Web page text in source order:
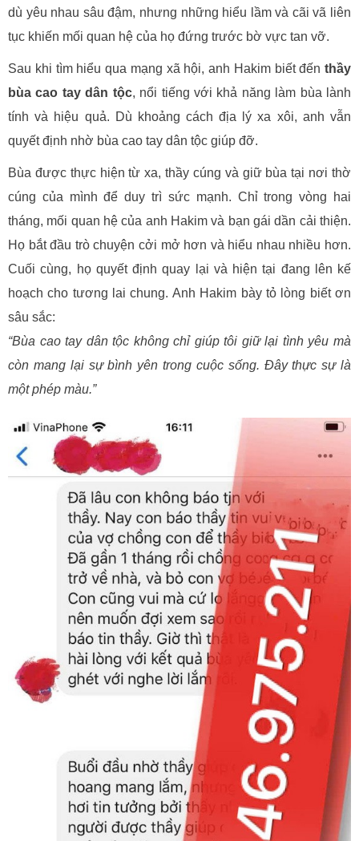
dù yêu nhau sâu đậm, nhưng những hiểu lầm và cãi vã liên
tục khiến mối quan hệ của họ đứng trước bờ vực tan vỡ.
Sau khi tìm hiểu qua mạng xã hội, anh Hakim biết đến thầy
bùa cao tay dân tộc, nổi tiếng với khả năng làm bùa lành
tính và hiệu quả. Dù khoảng cách địa lý xa xôi, anh vẫn
quyết định nhờ bùa cao tay dân tộc giúp đỡ.
Bùa được thực hiện từ xa, thầy cúng và giữ bùa tại nơi thờ
cúng của mình để duy trì sức mạnh. Chỉ trong vòng hai
tháng, mối quan hệ của anh Hakim và bạn gái dần cải thiện.
Họ bắt đầu trò chuyện cởi mở hơn và hiểu nhau nhiều hơn.
Cuối cùng, họ quyết định quay lại và hiện tại đang lên kế
hoạch cho tương lai chung. Anh Hakim bày tỏ lòng biết ơn
sâu sắc:
“Bùa cao tay dân tộc không chỉ giúp tôi giữ lại tình yêu mà
còn mang lại sự bình yên trong cuộc sống. Đây thực sự là
một phép màu.”